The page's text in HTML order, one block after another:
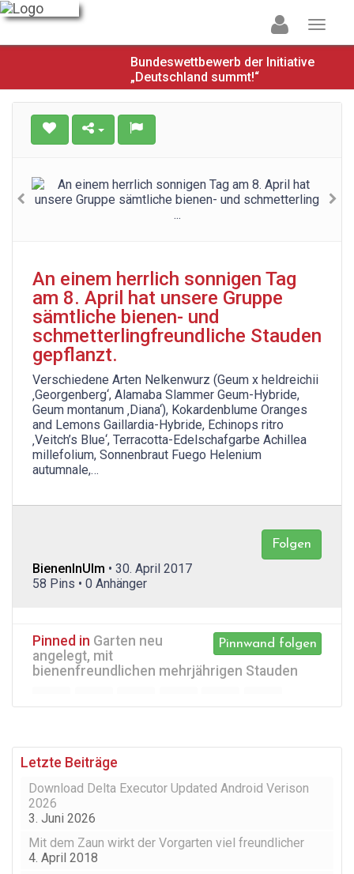
Bundeswettbewerb der Initiative
„Deutschland summt!“
An einem herrlich sonnigen Tag
am 8. April hat unsere Gruppe
sämtliche bienen- und
schmetterlingfreundliche Stauden
gepflanzt.
Verschiedene Arten Nelkenwurz (Geum x heldreichii
‚Georgenberg‘, Alamaba Slammer Geum-Hybride,
Geum montanum ‚Diana‘), Kokardenblume Oranges
and Lemons Gaillardia-Hybride, Echinops ritro
‚Veitch’s Blue‘, Terracotta-Edelschafgarbe Achillea
millefolium, Sonnenbraut Fuego Helenium
autumnale,…
Folgen
BienenInUlm • 30. April 2017
58 Pins • 0 Anhänger
Pinnwand folgen
Pinned in Garten neu
angelegt, mit
bienenfreundlichen mehrjährigen Stauden
Letzte Beiträge
Download Delta Executor Updated Android Verison
2026
3. Juni 2026
Mit dem Zaun wirkt der Vorgarten viel freundlicher
4. April 2018